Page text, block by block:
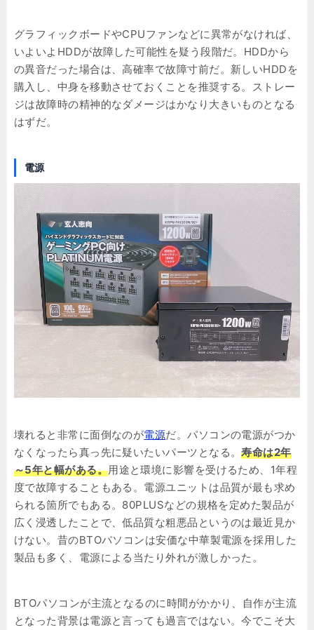
グラフィックボードやCPUファンなどに異常がなければ、
いよいよHDDが故障した可能性を疑う段階だ。HDDから
の異音だった場合は、高確率で故障寸前だ。新しいHDDを
購入し、中身を移動させておくことを推奨する。ストレー
ジは故障時の精神的なダメージはかなり大きいものとなる
はずだ。
電源
壊れると非常に面倒なのが電源だ。パソコンの電源がつか
なくなったら真っ先に疑いたいパーツとなる。寿命は2年
～5年と幅がある。用途と環境に影響を受けるため、1年程
度で故障することもある。電源ユニットは品質が最も求め
られる箇所でもある。80PLUSなどの規格を定めた製品が
広く浸透したことで、低品質な粗悪品というのは最近見か
けない。昔のBTOパソコンは安価な中華製電源を採用した
製品も多く、電源による当たり外れが激しかった。
BTOパソコンが主流となるのに時間がかかり、自作が主流
となった背景は電源と言っても過言ではない。今でこそ大